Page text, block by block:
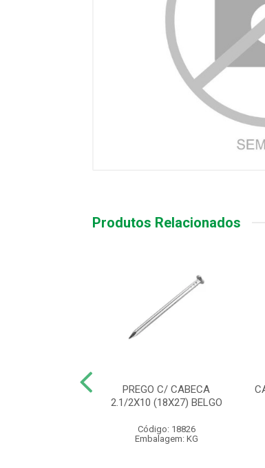
Produtos Relacionados
PREGO C/ CABECA
2.1/2X10 (18X27) BELGO
Código: 18826
Embalagem: KG